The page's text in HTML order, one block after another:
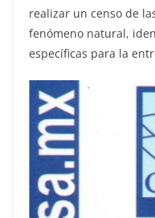
realizar un censo de
fenómeno natural,
específicas para la